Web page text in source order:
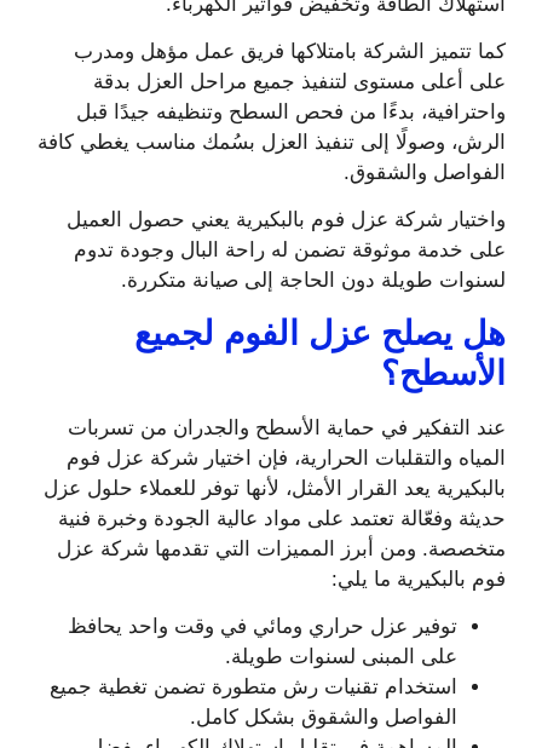
كما تتميز الشركة بامتلاكها فريق عمل مؤهل ومدرب
على أعلى مستوى لتنفيذ جميع مراحل العزل بدقة
واحترافية، بدءًا من فحص السطح وتنظيفه جيدًا قبل
الرش، وصولًا إلى تنفيذ العزل بسُمك مناسب يغطي كافة
الفواصل والشقوق.
واختيار شركة عزل فوم بالبكيرية يعني حصول العميل
على خدمة موثوقة تضمن له راحة البال وجودة تدوم
لسنوات طويلة دون الحاجة إلى صيانة متكررة.
هل يصلح عزل الفوم لجميع
الأسطح؟
عند التفكير في حماية الأسطح والجدران من تسربات
المياه والتقلبات الحرارية، فإن اختيار شركة عزل فوم
بالبكيرية يعد القرار الأمثل، لأنها توفر للعملاء حلول عزل
حديثة وفعّالة تعتمد على مواد عالية الجودة وخبرة فنية
متخصصة. ومن أبرز المميزات التي تقدمها شركة عزل
فوم بالبكيرية ما يلي:
توفير عزل حراري ومائي في وقت واحد يحافظ
على المبنى لسنوات طويلة.
استخدام تقنيات رش متطورة تضمن تغطية جميع
الفواصل والشقوق بشكل كامل.